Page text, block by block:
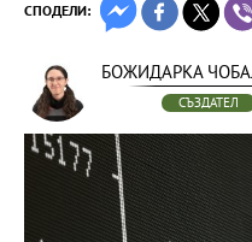
СПОДЕЛИ:
БОЖИДАРКА
СЪЗДАТЕЛ